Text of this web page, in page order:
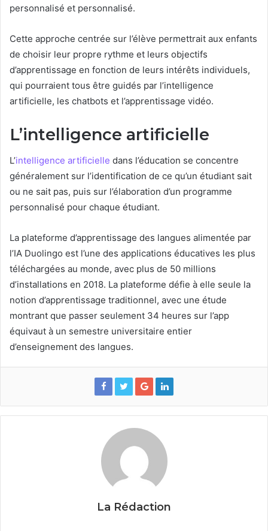
personnalisé et personnalisé.
Cette approche centrée sur l’élève permettrait aux enfants
de choisir leur propre rythme et leurs objectifs
d’apprentissage en fonction de leurs intérêts individuels,
qui pourraient tous être guidés par l’intelligence
artificielle, les chatbots et l’apprentissage vidéo.
L’intelligence artificielle
L’intelligence artificielle dans l’éducation se concentre
généralement sur l’identification de ce qu’un étudiant sait
ou ne sait pas, puis sur l’élaboration d’un programme
personnalisé pour chaque étudiant.
La plateforme d’apprentissage des langues alimentée par
l’IA Duolingo est l’une des applications éducatives les plus
téléchargées au monde, avec plus de 50 millions
d’installations en 2018. La plateforme défie à elle seule la
notion d’apprentissage traditionnel, avec une étude
montrant que passer seulement 34 heures sur l’app
équivaut à un semestre universitaire entier
d’enseignement des langues.
La Rédaction